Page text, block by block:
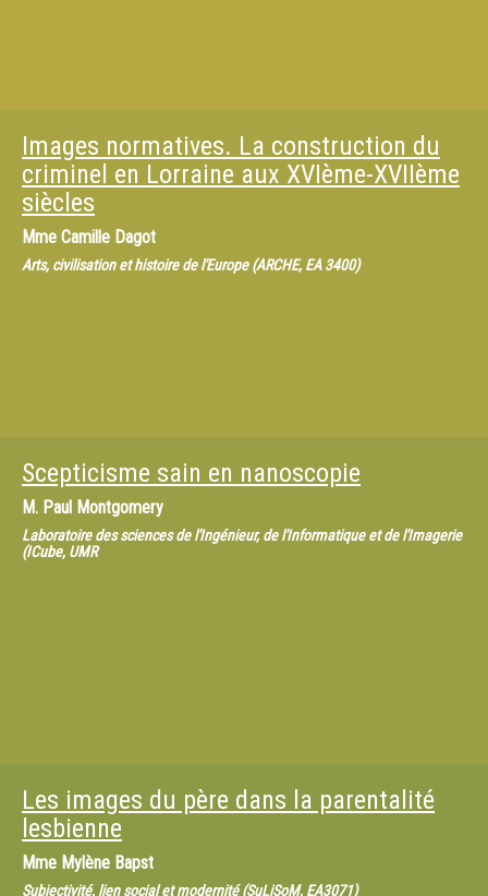
Images normatives. La construction du
criminel en Lorraine aux XVIème-XVIIème
siècles
Mme Camille Dagot
Arts, civilisation et histoire de l'Europe (ARCHE, EA 3400)
Scepticisme sain en nanoscopie
M. Paul Montgomery
Laboratoire des sciences de l'Ingénieur, de l'Informatique et de l'Imagerie
(ICube, UMR
Les images du père dans la parentalité
lesbienne
Mme Mylène Bapst
Subjectivité, lien social et modernité (SuLiSoM, EA3071)